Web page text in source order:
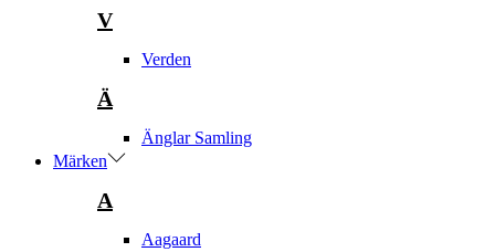
V
Verden
Ä
Änglar Samling
Märken
A
Aagaard